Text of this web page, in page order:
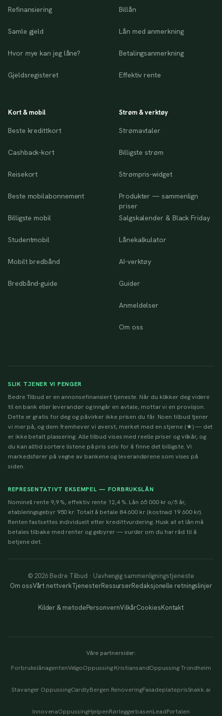
Refinansiering
Samle gjeld
Hvor mye kan jeg låne?
Gjeldsregisteret
Billån
Lån med anmerkning
Betalingsanmerkning
Effektiv rente
Kort & mobil
Beste kredittkort
Cashback-kort
Reisekort
Beste mobilabonnement
Billigste mobil
Studentmobil
Mobilt bredbånd
Bredbånd-guide
Strøm & verktøy
Strømavtaler
Billigste strøm
Strømpris-widget
Produkter — sammenlign
priser
Salgskalender & Black Friday
Lånekalkulator
AI-verktøy
Guider
Anmeldelser
Om oss
SLIK TJENER VI PENGER
Bedre Tilbud er en annonsefinansiert tjeneste. Når du klikker deg videre
til en bank eller leverandør og inngår en avtale, mottar vi en provisjon.
Dette er gratis for deg og påvirker ikke prisen du får. Noen tilbud tjener
vi mer på, og dem fremhever vi øverst, merket med en stjerne (★) — det
er ikke betalt plassering. Alle tilbud vises med reelle priser og vilkår, og
du kan alltid sortere listene på pris selv for å finne det billigste. Vi
markedsfører på vegne av bankene og leverandørene som vises på
siden.
REPRESENTATIVT EKSEMPEL — FORBRUKSLÅN
Nominell rente 9,9 %, effektiv rente 12,4 %. Lån 65 000 kr o/5 år,
etableringsgebyr 950 kr. Totalt å betale 84 600 kr (kostnad 19 600 kr).
Renten fastsettes individuelt etter kredittvurdering. Husk at et lån må
betales tilbake med renter og gebyrer — vurder om du har råd til å
betjene det.
© 2026 Bedre Tilbud · Uavhengig sammenligningstjeneste
Om ossVårt nettverkTjenesterRessurserRedaksjonelle retningslinjer
Kilder & metodePersonvernVilkårCookiesKontakt
Våre partnersider:
ForbrukslånagentenVelgoOppussing KristiansandOppussing Trondheim
Stavanger OppussingCardlyBergen RenoveringFasadeplateprisSnakk.ai
InnovenaOppussingHjelpenRørleggerbasenLeadPortalen